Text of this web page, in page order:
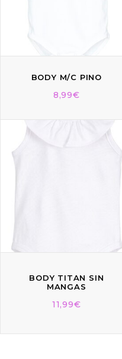
BODY M/C PINO
8,99€
BODY TITAN SIN
MANGAS
11,99€